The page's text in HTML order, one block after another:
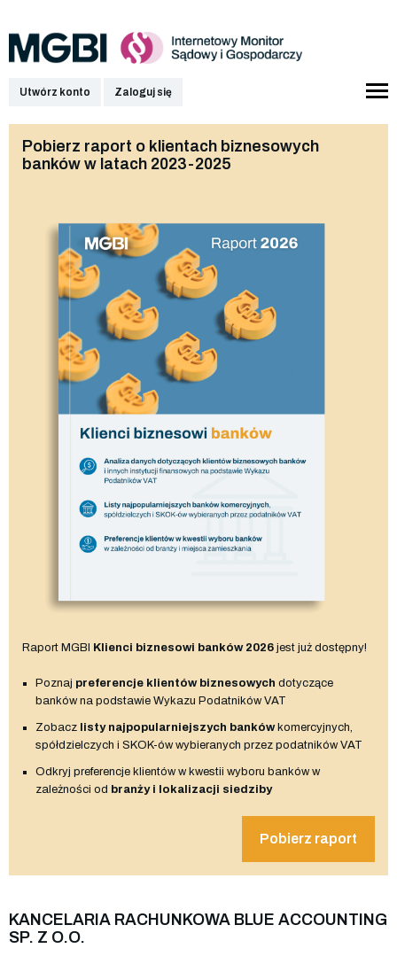
Utwórz konto Zaloguj się
Pobierz raport o klientach biznesowych
banków w latach 2023-2025
Raport MGBI Klienci biznesowi banków 2026 jest już dostępny!
Poznaj preferencje klientów biznesowych dotyczące
banków na podstawie Wykazu Podatników VAT
Zobacz listy najpopularniejszych bankówkomercyjnych,
spółdzielczych i SKOK-ów wybieranych przez podatników VAT
Odkryj preferencje klientów w kwestii wyboru banków w
zależności od branży i lokalizacji siedziby
Pobierz raport
KANCELARIA RACHUNKOWA BLUE ACCOUNTING
SP. Z O.O.